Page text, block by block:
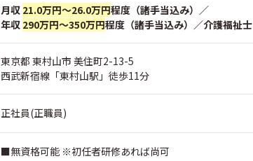
月収 21.0万円～26.0万円程度（諸手当込み）／
年収 290万円～350万円程度（諸手当込み）／介護福祉士
東京都 東村山市 美住町2-13-5
西武新宿線「東村山駅」徒歩11分
正社員(正職員)
■無資格可能 ※初任者研修あれば尚可